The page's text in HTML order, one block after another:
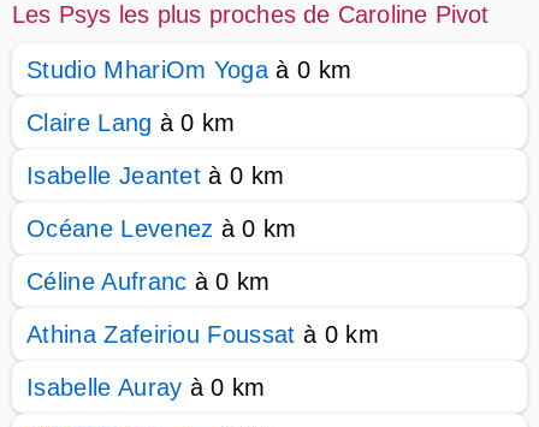
Les Psys les plus proches de Caroline Pivot
Studio MhariOm Yoga à 0 km
Claire Lang à 0 km
Isabelle Jeantet à 0 km
Océane Levenez à 0 km
Céline Aufranc à 0 km
Athina Zafeiriou Foussat à 0 km
Isabelle Auray à 0 km